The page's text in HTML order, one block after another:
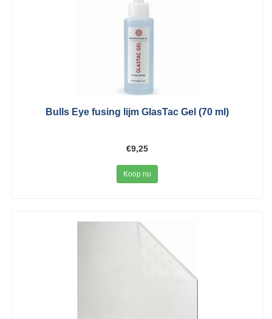
Bulls Eye fusing lijm GlasTac Gel (70 ml)
€9,25
Koop nu